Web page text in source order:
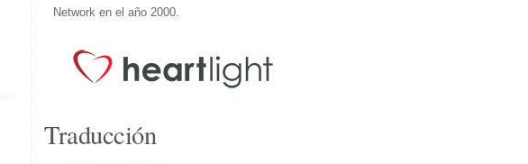
Network en el año 2000.
Traducción